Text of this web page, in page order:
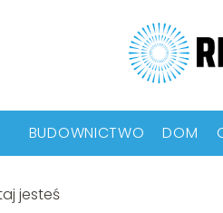
BUDOWNICTWO DOM
jesteś